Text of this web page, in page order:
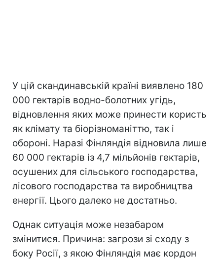
У цій скандинавській країні виявлено 180
000 гектарів водно-болотних угідь,
відновлення яких може принести користь
як клімату та біорізноманіттю, так і
обороні. Наразі Фінляндія відновила лише
60 000 гектарів із 4,7 мільйонів гектарів,
осушених для сільського господарства,
лісового господарства та виробництва
енергії. Цього далеко не достатньо.
Однак ситуація може незабаром
змінитися. Причина: загрози зі сходу з
боку Росії, з якою Фінляндія має кордон